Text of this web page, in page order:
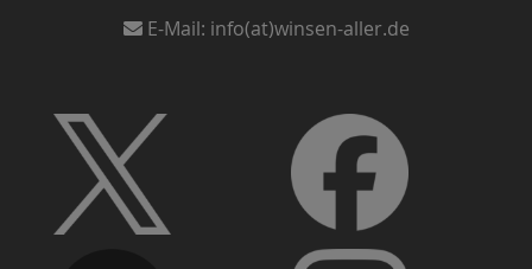
E-Mail: info(at)winsen-aller.de